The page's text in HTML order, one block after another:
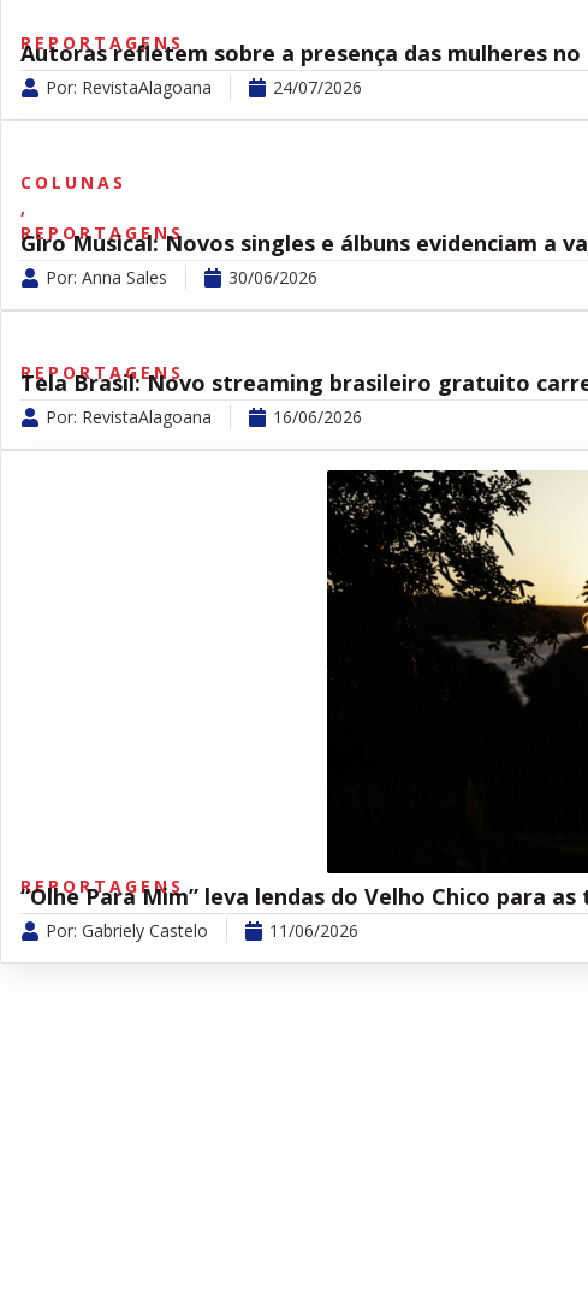
REPORTAGENS
Autoras refletem sobre a presença das mulheres
Por: RevistaAlagoana 24/07/2026
COLUNAS
,
REPORTAGENS
Giro Musical: Novos singles e álbuns evidenciam a
Por: Anna Sales 30/06/2026
REPORTAGENS
Tela Brasil: Novo streaming brasileiro gratuito
Por: RevistaAlagoana 16/06/2026
REPORTAGENS
“Olhe Para Mim” leva lendas do Velho Chico para
Por: Gabriely Castelo 11/06/2026